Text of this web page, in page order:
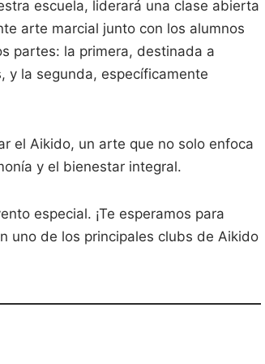
escuela, liderará una clase abierta
arte marcial junto con los alumnos
partes: la primera, destinada a
y la segunda, específicamente
el Aikido, un arte que no solo enfoca
y el bienestar integral.
especial. ¡Te esperamos para
uno de los principales clubs de Aikido